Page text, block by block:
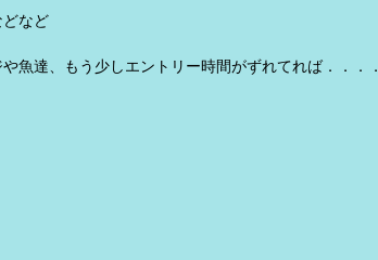
など
魚達、もう少しエントリー時間がずれてれば．．．．